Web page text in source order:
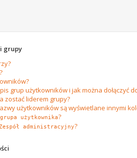
grupy
grup użytkowników i jak można dołączyć
zostać liderem grupy?
użytkowników są wyświetlane innymi
użytkownika?
Zespół administracyjny?